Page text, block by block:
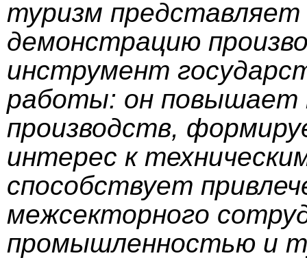
туризм представляет
демонстрацию
инструмент
работы: он повышает
производств,
интерес к
способствует
межсекторного
промышленностью и